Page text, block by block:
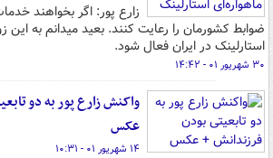
زارع پور: اگر بخواهند
ضوابط کشورمان را رعایت کنند. بعید میدانم به این
استارلینک در ایران فعال شود.
۳۰ شهریور ۰۱ - ۱۴:۴۲
واکنش زارع پور به دو
عکس
۱۴ شهریور ۰۱ - ۱۰:۳۱